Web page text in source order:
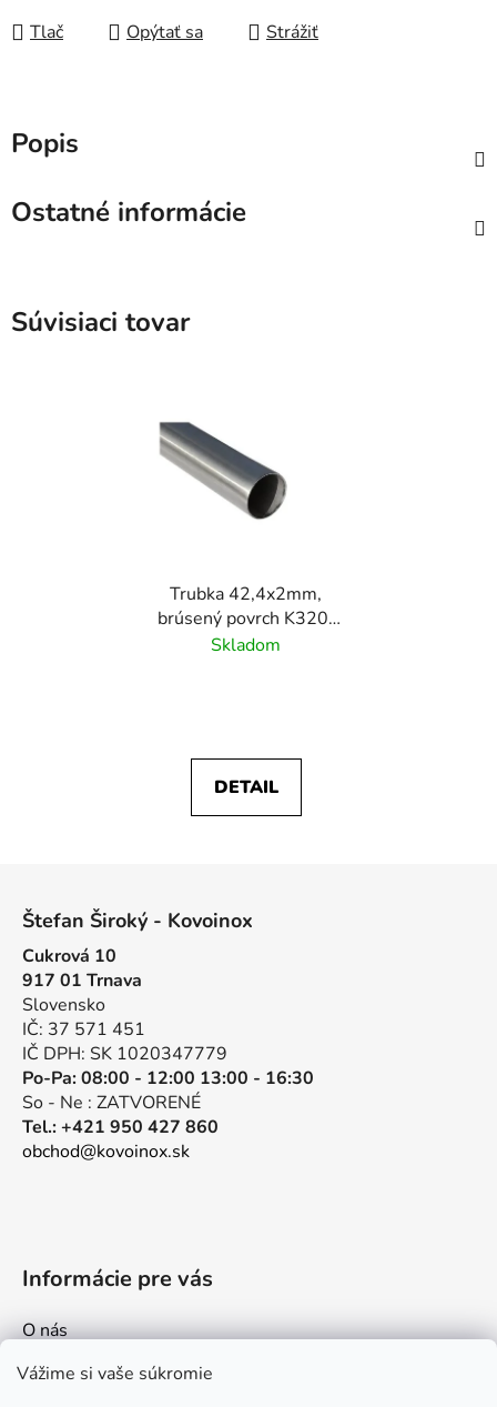
Vážime si vaše súkromie
Tlač Opýtať sa Strážiť
Popis
Ostatné informácie
Súvisiaci tovar
Trubka 42,4x2mm,
brúsený povrch K320/
nerez AISI304
Skladom
DETAIL
Štefan Široký - Kovoinox
Cukrová 10
917 01 Trnava
Slovensko
IČ: 37 571 451
IČ DPH: SK 1020347779
Po-Pa: 08:00 - 12:00 13:00 - 16:30
So - Ne : ZATVORENÉ
Tel.: +421 950 427 860
obchod@kovoinox.sk
Informácie pre vás
O nás
Kontakt